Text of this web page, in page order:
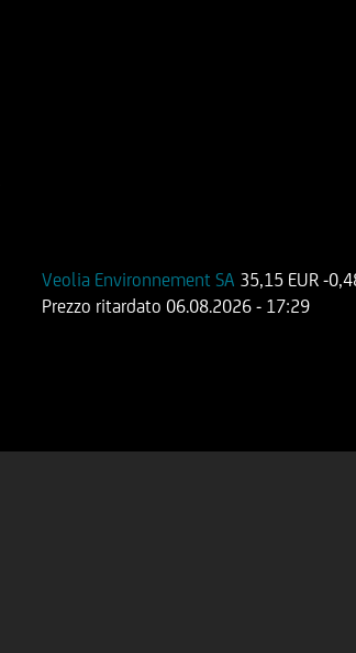
Veolia Environnement SA 35,15 EUR -
Prezzo ritardato 06.08.2026 - 17:29